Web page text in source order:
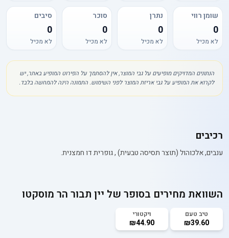
שומן רווי
0
לא מכיל
נתרן
0
לא מכיל
סוכר
0
לא מכיל
סיבים
0
לא מכיל
הנתונים המדויקים מופיעים על גבי המוצר, אין להסתמך על הפירוט המופיע באתר, יש
לקרוא את המופיע על גבי אריזת המוצר לפני השימוש. התמונה הינה להמחשה בלבד.
רכיבים
ענבים, אלכוהול (תוצר תסיסה טבעית) , גופרית דו חמצנית.
השוואת מחירים בסופר של יין תבור הר מוסקטו
טיב טעם
₪39.60
ויקטורי
₪44.90